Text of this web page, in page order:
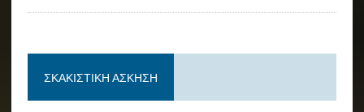
ΣΚΑΚΙΣΤΙΚΉ ΆΣΚΗΣΗ